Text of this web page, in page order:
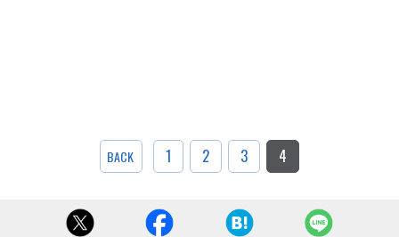
BACK 1 2 3 4